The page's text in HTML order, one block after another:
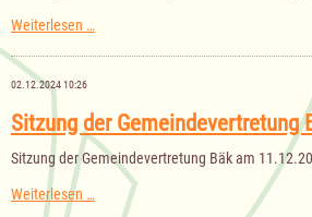
Weiterlesen …
die
Zweitwohnungssteuer
in
der
Gemeinde
02.12.2024 10:26
Sitzung der Gemeindevertretung
Sitzung der Gemeindevertretung Bäk am
Weiterlesen … Sitzung